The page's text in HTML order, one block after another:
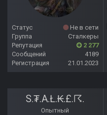
Статус
Не в сети
Группа
Сталкеры
Репутация
2 277
Сообщений
4189
Регистрация
21.01.2023
S.₮.A.Ł.₭.£.☈.
Опытный